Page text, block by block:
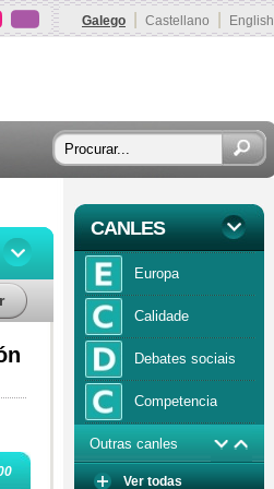
Galego Castellano English
CANLES
Europa
Calidade
Debates sociais
Competencia
Economía
Outras canles
Ver todas